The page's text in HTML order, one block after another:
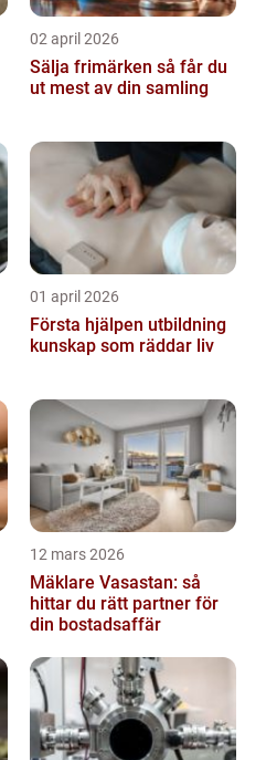
02 april 2026
Sälja frimärken så får du
ut mest av din samling
01 april 2026
Första hjälpen utbildning
kunskap som räddar liv
12 mars 2026
Mäklare Vasastan: så
hittar du rätt partner för
din bostadsaffär